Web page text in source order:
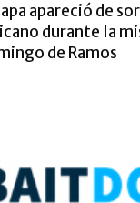
apareció de
durante la
de Ramos